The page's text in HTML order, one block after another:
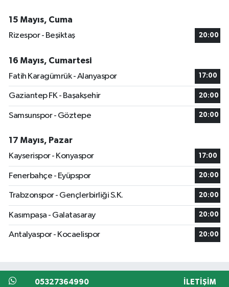
15 Mayıs, Cuma
Rizespor - Beşiktaş
20:00
16 Mayıs, Cumartesi
Fatih Karagümrük - Alanyaspor
17:00
Gaziantep FK - Başakşehir 20:00
Samsunspor - Göztepe 20:00
17 Mayıs, Pazar
Kayserispor - Konyaspor
17:00
Fenerbahçe - Eyüpspor 20:00
Trabzonspor - Gençlerbirliği S.K. 20:00
Kasımpaşa - Galatasaray 20:00
Antalyaspor - Kocaelispor 20:00
05327364990 İLETIŞIM